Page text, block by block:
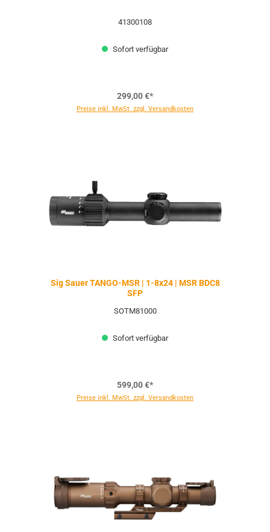
41300108
Sofort verfügbar
299,00 €*
Preise inkl. MwSt. zzgl. Versandkosten
Sig Sauer TANGO-MSR | 1-8x24 | MSR BDC8
SFP
SOTM81000
Sofort verfügbar
599,00 €*
Preise inkl. MwSt. zzgl. Versandkosten